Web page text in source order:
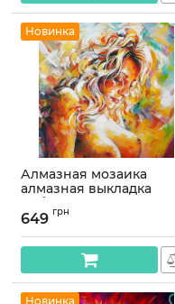
Новинка
Алмазная мозаика
алмазная выкладка
Соблазнительная 45x45
OG00781SB
Артикул:OG00781SB
649 грн
Новинка